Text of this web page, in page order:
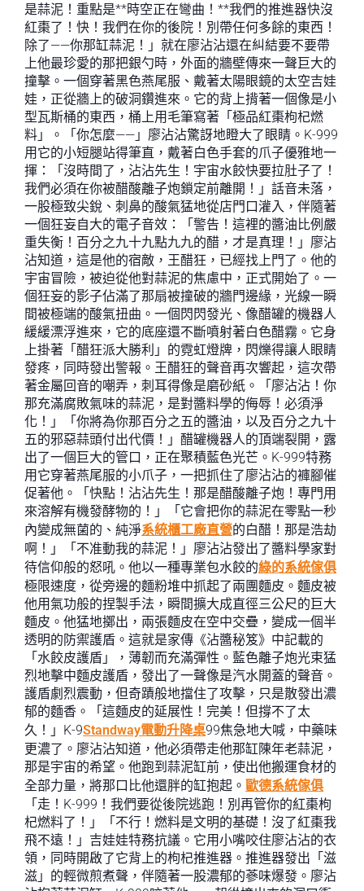
是蒜泥！重點是**時空正在彎曲！**我們的推進器快沒
紅棗了！快！我們在你的後院！別帶任何多餘的東西！
除了——你那缸蒜泥！」就在廖沾沾還在糾結要不要帶
上他最珍愛的那把銀勺時，外面的牆壁傳來一聲巨大的
撞擊。一個穿著黑色燕尾服、戴著太陽眼鏡的太空吉娃
娃，正從牆上的破洞鑽進來。它的背上揹著一個像是小
型瓦斯桶的東西，桶上用毛筆寫著「極品紅棗枸杞燃
料」。「你怎麼——」廖沾沾驚訝地瞪大了眼睛。K-999
用它的小短腿站得筆直，戴著白色手套的爪子優雅地一
揮：「沒時間了，沾沾先生！宇宙水餃快要拉肚子了！
我們必須在你被醋酸離子炮鎖定前離開！」話音未落，
一股極致尖銳、刺鼻的酸氣猛地從店門口灌入，伴隨著
一個狂妄自大的電子音效：「警告！這裡的醬油比例嚴
重失衡！百分之九十九點九九的醋，才是真理！」廖沾
沾知道，這是他的宿敵，王醋狂，已經找上門了。他的
宇宙冒險，被迫從他對蒜泥的焦慮中，正式開始了。一
個狂妄的影子佔滿了那扇被撞破的牆門邊緣，光線一瞬
間被極端的酸氣扭曲。一個閃閃發光、像醋罐的機器人
緩緩漂浮進來，它的底座還不斷噴射著白色醋霧。它身
上掛著「醋狂派大勝利」的霓虹燈牌，閃爍得讓人眼睛
發疼，同時發出警報。王醋狂的聲音再次響起，這次帶
著金屬回音的嘲弄，刺耳得像是磨砂紙。「廖沾沾！你
那充滿腐敗氣味的蒜泥，是對醬料學的侮辱！必須淨
化！」「你將為你那百分之五的醬油，以及百分之九十
五的邪惡蒜頭付出代價！」醋罐機器人的頂端裂開，露
出了一個巨大的管口，正在聚積藍色光芒。K-999特務
用它穿著燕尾服的小爪子，一把抓住了廖沾沾的褲腳催
促著他。「快點！沾沾先生！那是醋酸離子炮！專門用
來溶解有機發酵物的！」「它會把你的蒜泥在零點一秒
內變成無菌的、純淨系統櫃工廠直營的白醋！那是浩劫
啊！」「不准動我的蒜泥！」廖沾沾發出了醬料學家對
待信仰般的怒吼。他以一種專業包水餃的綠的系統傢俱
極限速度，從旁邊的麵粉堆中抓起了兩團麵皮。麵皮被
他用氣功般的捏製手法，瞬間擴大成直徑三公尺的巨大
麵皮。他猛地擲出，兩張麵皮在空中交疊，變成一個半
透明的防禦護盾。這就是家傳《沾醬秘笈》中記載的
「水餃皮護盾」，薄韌而充滿彈性。藍色離子炮光束猛
烈地擊中麵皮護盾，發出了一聲像是汽水開蓋的聲音。
護盾劇烈震動，但奇蹟般地擋住了攻擊，只是散發出濃
郁的麵香。「這麵皮的延展性！完美！但撐不了太
久！」K-9Standway電動升降桌99焦急地大喊，中藥味
更濃了。廖沾沾知道，他必須帶走他那缸陳年老蒜泥，
那是宇宙的希望。他跑到蒜泥缸前，使出他搬運食材的
全部力量，將那口比他還胖的缸抱起。 歐德系統傢俱
「走！K-999！我們要從後院逃跑！別再管你的紅棗枸
杞燃料了！」「不行！燃料是文明的基礎！沒了紅棗我
飛不遠！」吉娃娃特務抗議。它用小嘴咬住廖沾沾的衣
領，同時開啟了它背上的枸杞推進器。推進器發出「滋
滋」的輕微煎煮聲，伴隨著一股濃郁的蔘味爆發。廖沾